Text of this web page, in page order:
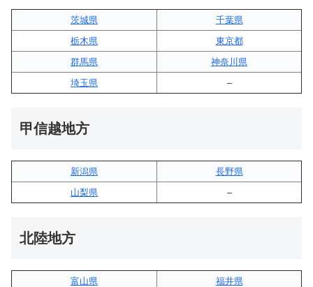
茨城県
千葉県
栃木県
東京都
群馬県
神奈川県
埼玉県
–
甲信越地方
新潟県
長野県
山梨県
–
北陸地方
富山県
福井県